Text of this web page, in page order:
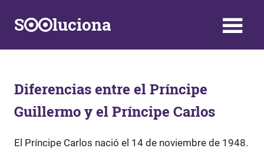
S luciona
y
Soluciones
a
la
Diferencias entre el Príncipe
Guillermo y el Príncipe Carlos
El Príncipe Carlos nació el 14 de noviembre de 1948.